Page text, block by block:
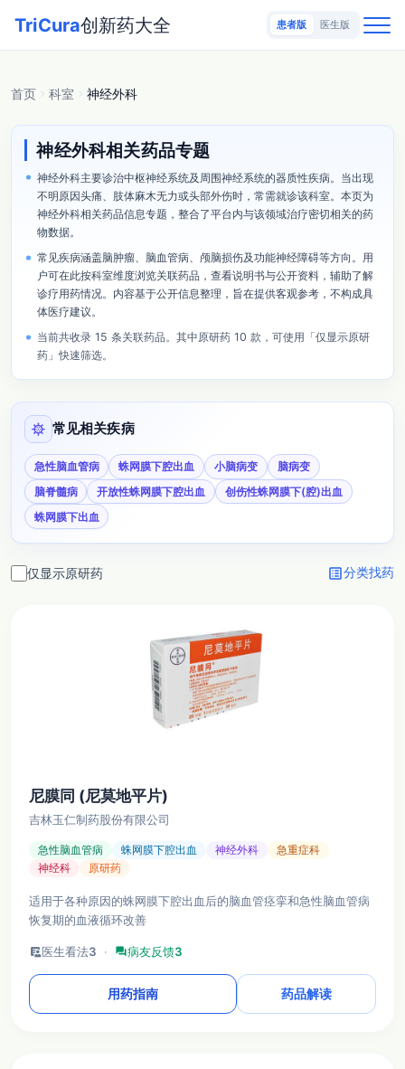
TriCura创新药大全 患者版 医生版
首页 科室 神经外科
神经外科相关药品专题
神经外科主要诊治中枢神经系统及周围神经系统的器质性疾病。当出现
不明原因头痛、肢体麻木无力或头部外伤时，常需就诊该科室。本页为
神经外科相关药品信息专题，整合了平台内与该领域治疗密切相关的药
物数据。
常见疾病涵盖脑肿瘤、脑血管病、颅脑损伤及功能神经障碍等方向。用
户可在此按科室维度浏览关联药品，查看说明书与公开资料，辅助了解
诊疗用药情况。内容基于公开信息整理，旨在提供客观参考，不构成具
体医疗建议。
当前共收录 15 条关联药品。其中原研药 10 款，可使用「仅显示原研
药」快速筛选。
coronavirus 常见相关疾病
急性脑血管病 蛛网膜下腔出血 小脑病变
脑病变
脑脊髓病
开放性蛛网膜下腔出血
创伤性蛛网膜下(腔)出血
蛛网膜下出血
仅显示原研药 list_alt分类找药
尼膜同 (尼莫地平片)
吉林玉仁制药股份有限公司
急性脑血管病 蛛网膜下腔出血 神经外科
急重症科
神经科
原研药
适用于各种原因的蛛网膜下腔出血后的脑血管痉挛和急性脑血管病
恢复期的血液循环改善
clinical_notes医生看法3 · forum病友反馈3
用药指南 药品解读